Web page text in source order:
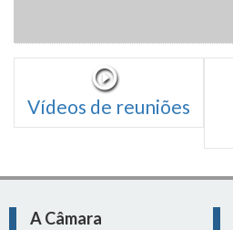
Vídeos de reuniões
A Câmara